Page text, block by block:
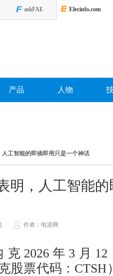
askFAE Elecinfo.com
产品 人物
人工智能的即插即用只是一个神话
明，人工智能
作者：电源网
克 2026年3月
股票代码：